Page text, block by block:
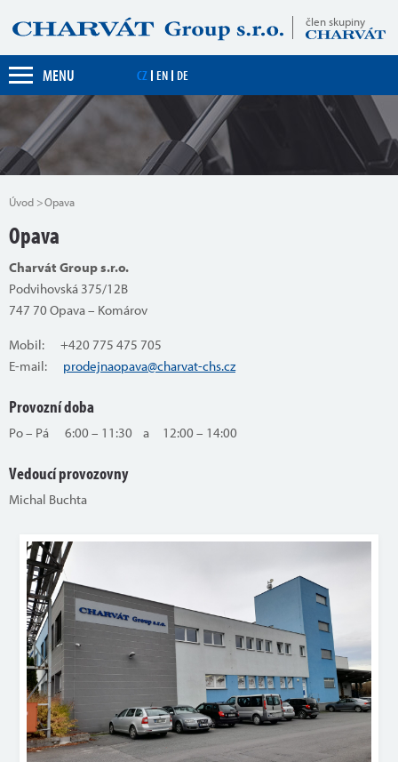
člen skupiny
MENU CZ EN DE
Úvod Opava
Opava
Charvát Group s.r.o.
Podvihovská 375/12B
747 70 Opava – Komárov
Mobil: +420 775 475 705
E-mail: prodejnaopava@charvat-chs.cz
Provozní doba
Po – Pá 6:00 – 11:30 a 12:00 – 14:00
Vedoucí provozovny
Michal Buchta